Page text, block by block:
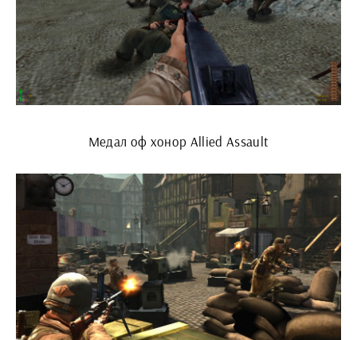
Медал оф хонор Allied Assault